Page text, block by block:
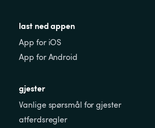
last ned appen
App for iOS
App for Android
gjester
Vanlige spørsmål for gjester
atferdsregler